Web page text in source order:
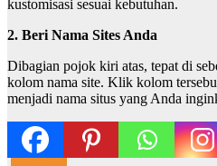
kustomisasi sesuai kebutuhan.
2. Beri Nama Sites Anda
Dibagian pojok kiri atas, tepat di
kolom nama site. Klik kolom
menjadi nama situs yang Anda